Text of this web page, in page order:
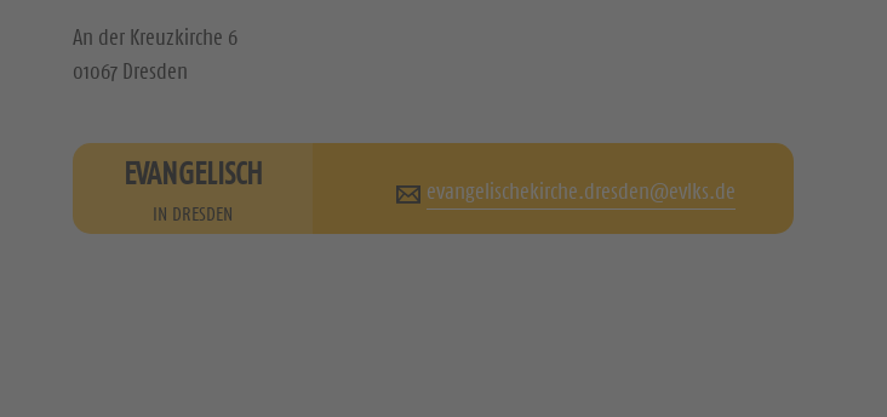
An der Kreuzkirche 6
01067 Dresden
EVANGELISCH
IN DRESDEN
evangelischekirche.dresden@evlks.de